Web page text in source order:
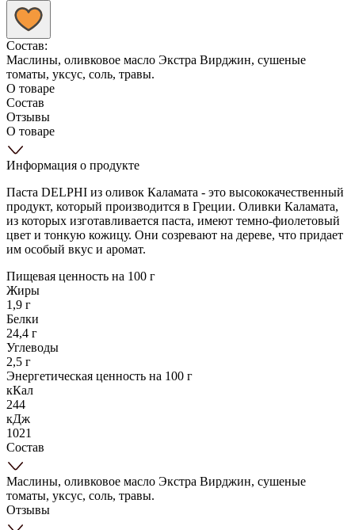
Состав:
Маслины, оливковое масло Экстра Вирджин, сушеные
томаты, уксус, соль, травы.
О товаре
Состав
Отзывы
О товаре
Информация о продукте
Паста DELPHI из оливок Каламата - это высококачественный
продукт, который производится в Греции. Оливки Каламата,
из которых изготавливается паста, имеют темно-фиолетовый
цвет и тонкую кожицу. Они созревают на дереве, что придает
им особый вкус и аромат.
Пищевая ценность на 100 г
Жиры
1,9 г
Белки
24,4 г
Углеводы
2,5 г
Энергетическая ценность на 100 г
кКал
244
кДж
1021
Состав
Маслины, оливковое масло Экстра Вирджин, сушеные
томаты, уксус, соль, травы.
Отзывы